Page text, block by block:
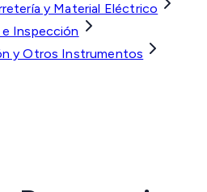
y Material Eléctrico
Inspección
y Otros Instrumentos